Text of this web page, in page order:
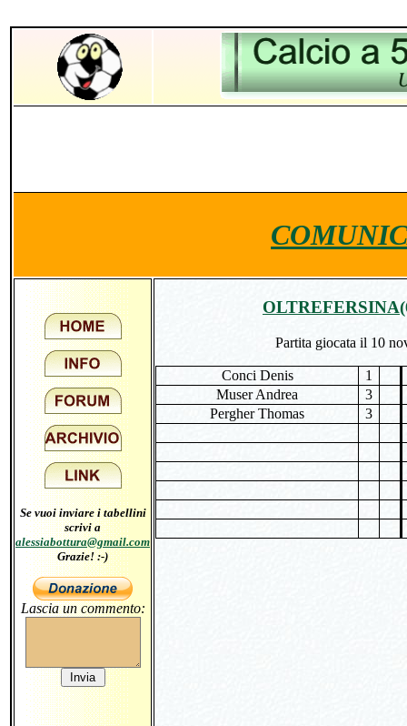
Se vuoi inviare i tabellini
scrivi a
alessiabottura@gmail.com
Grazie! :-)
Lascia un commento:
Partita giocata il 10
Conci Denis
1
Muser Andrea
3
Pergher Thomas
3